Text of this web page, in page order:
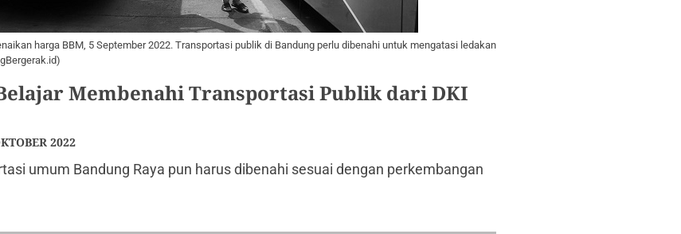
harga BBM, 5 September 2022. Transportasi publik di Bandung perlu dibenahi untuk mengatasi ledakan
Membenahi Transportasi Publik dari DKI
2022
umum Bandung Raya pun harus dibenahi sesuai dengan perkembangan